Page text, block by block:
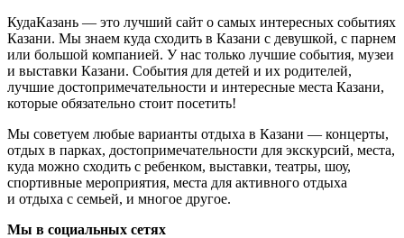
КудаКазань — это лучший сайт о самых интересных событиях
Казани. Мы знаем куда сходить в Казани с девушкой, с парнем
или большой компанией. У нас только лучшие события, музеи
и выставки Казани. События для детей и их родителей,
лучшие достопримечательности и интересные места Казани,
которые обязательно стоит посетить!
Мы советуем любые варианты отдыха в Казани — концерты,
отдых в парках, достопримечательности для экскурсий, места,
куда можно сходить с ребенком, выставки, театры, шоу,
спортивные мероприятия, места для активного отдыха
и отдыха с семьей, и многое другое.
Мы в социальных сетях